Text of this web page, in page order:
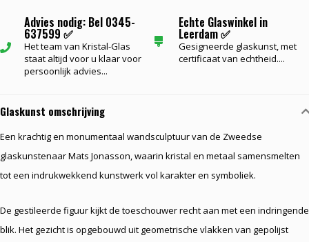
Advies nodig: Bel 0345-
637599 ✅
Het team van Kristal-Glas
staat altijd voor u klaar voor
persoonlijk advies...
Echte Glaswinkel in
Leerdam ✅
Gesigneerde glaskunst, met
certificaat van echtheid....
Glaskunst omschrijving
Een krachtig en monumentaal wandsculptuur van de Zweedse
glaskunstenaarMats Jonasson, waarin kristal en metaal samensmelten
tot een indrukwekkend kunstwerk vol karakter en symboliek.
De gestileerde figuur kijkt de toeschouwer recht aan met een indringende
blik. Het gezicht is opgebouwd uit geometrische vlakken van gepolijst